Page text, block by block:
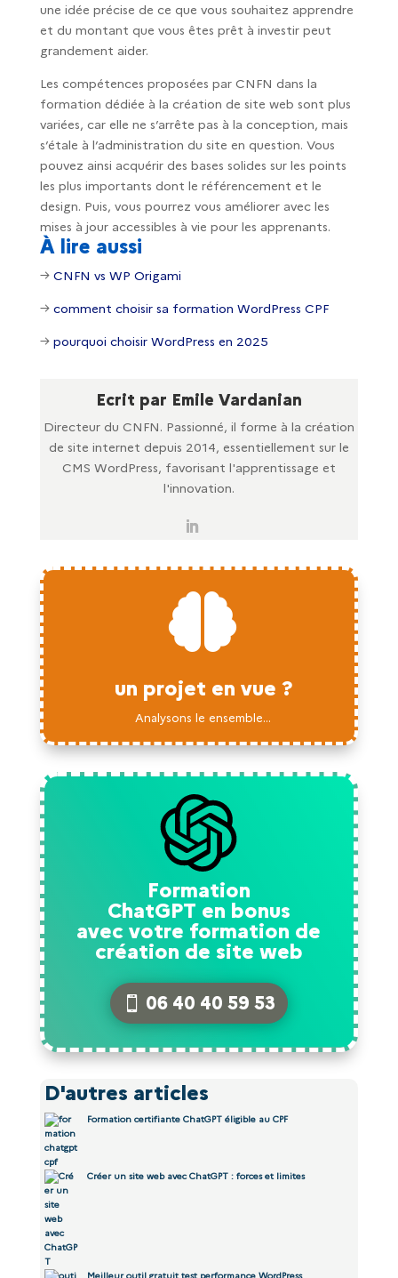
une idée précise de ce que vous souhaitez apprendre
et du montant que vous êtes prêt à investir peut
grandement aider.
Les compétences proposées par CNFN dans la
formation dédiée à la création de site web sont plus
variées, car elle ne s’arrête pas à la conception, mais
s’étale à l’administration du site en question. Vous
pouvez ainsi acquérir des bases solides sur les points
les plus importants dont le référencement et le
design. Puis, vous pourrez vous améliorer avec les
mises à jour accessibles à vie pour les apprenants.
À lire aussi
→ CNFN vs WP Origami
→ comment choisir sa formation WordPress CPF
→ pourquoi choisir WordPress en 2025
Ecrit par Emile Vardanian
Directeur du CNFN. Passionné, il forme à la création
de site internet depuis 2014, essentiellement sur le
CMS WordPress, favorisant l'apprentissage et
l'innovation.

un projet en vue ?
Analysons le ensemble...
Formation
ChatGPT en bonus
avec votre formation de
création de site web
06 40 40 59 53
D'autres articles
Formation certifiante ChatGPT éligible au CPF
Créer un site web avec ChatGPT : forces et limites